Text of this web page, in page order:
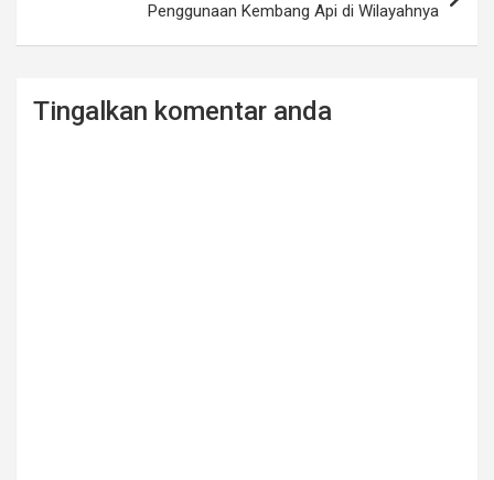
Penggunaan Kembang Api di Wilayahnya
Tingalkan komentar anda